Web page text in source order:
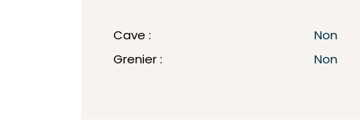
Cave :
Non
Grenier :
Non